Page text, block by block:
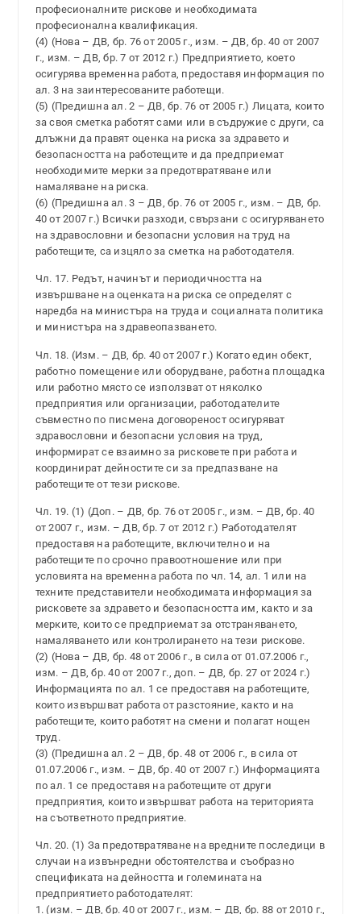
професионалните рискове и необходимата
професионална квалификация.
(4) (Нова – ДВ, бр. 76 от 2005 г., изм. – ДВ, бр. 40 от 2007
г., изм. – ДВ, бр. 7 от 2012 г.) Предприятието, което
осигурява временна работа, предоставя информация по
ал. 3 на заинтересованите работещи.
(5) (Предишна ал. 2 – ДВ, бр. 76 от 2005 г.) Лицата, които
за своя сметка работят сами или в съдружие с други, са
длъжни да правят оценка на риска за здравето и
безопасността на работещите и да предприемат
необходимите мерки за предотвратяване или
намаляване на риска.
(6) (Предишна ал. 3 – ДВ, бр. 76 от 2005 г., изм. – ДВ, бр.
40 от 2007 г.) Всички разходи, свързани с осигуряването
на здравословни и безопасни условия на труд на
работещите, са изцяло за сметка на работодателя.
Чл. 17. Редът, начинът и периодичността на
извършване на оценката на риска се определят с
наредба на министъра на труда и социалната политика
и министъра на здравеопазването.
Чл. 18. (Изм. – ДВ, бр. 40 от 2007 г.) Когато един обект,
работно помещение или оборудване, работна площадка
или работно място се използват от няколко
предприятия или организации, работодателите
съвместно по писмена договореност осигуряват
здравословни и безопасни условия на труд,
информират се взаимно за рисковете при работа и
координират дейностите си за предпазване на
работещите от тези рискове.
Чл. 19. (1) (Доп. – ДВ, бр. 76 от 2005 г., изм. – ДВ, бр. 40
от 2007 г., изм. – ДВ, бр. 7 от 2012 г.) Работодателят
предоставя на работещите, включително и на
работещите по срочно правоотношение или при
условията на временна работа по чл. 14, ал. 1 или на
техните представители необходимата информация за
рисковете за здравето и безопасността им, както и за
мерките, които се предприемат за отстраняването,
намаляването или контролирането на тези рискове.
(2) (Нова – ДВ, бр. 48 от 2006 г., в сила от 01.07.2006 г.,
изм. – ДВ, бр. 40 от 2007 г., доп. – ДВ, бр. 27 от 2024 г.)
Информацията по ал. 1 се предоставя на работещите,
които извършват работа от разстояние, както и на
работещите, които работят на смени и полагат нощен
труд.
(3) (Предишна ал. 2 – ДВ, бр. 48 от 2006 г., в сила от
01.07.2006 г., изм. – ДВ, бр. 40 от 2007 г.) Информацията
по ал. 1 се предоставя на работещите от други
предприятия, които извършват работа на територията
на съответното предприятие.
Чл. 20. (1) За предотвратяване на вредните последици в
случаи на извънредни обстоятелства и съобразно
спецификата на дейността и големината на
предприятието работодателят:
1. (изм. – ДВ, бр. 40 от 2007 г., изм. – ДВ, бр. 88 от 2010 г.,